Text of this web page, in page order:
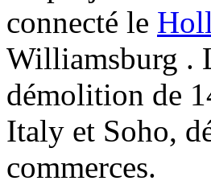
connecté le
Williamsburg .
démolition de
Italy et Soho,
commerces.